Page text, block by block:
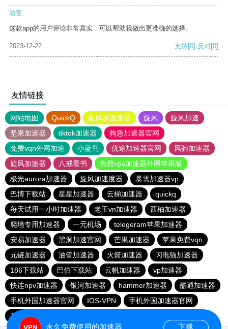
游客
这款app的用户评论非常真实，可以帮助我做出更准确的选择。
2023-12-22 支持[0] 反对[0]
友情链接
网站地图 QuickQ 旋风加速度器 旋风
旋风加速
坚果加速器
tiktok加速器
狗急加速器官网
免费vqn外网加速
小蓝鸟 优途加速器官网
风驰加速器
旋风加速器
八戒看书
免费vps加速器外网苹果版
极光aurora加速器
旋风加速度器
暴雪加速器vp
巴博下载站
星星加速器 云梯加速器
quickq
每天试用一小时加速器
老王vn加速器
西柚加速器
爬墙专用加速器
一元机场
telegeram苹果加速器
安易加速器
黑洞加速官网 芒果加速器
苹果免费vqn
元链加速器
油管加速器 火箭加速器
闪电猫加速器
186下载站
巴伯下载站 云帆加速器
vp加速器
快连npv加速器
银河加速器 hammer加速器
酷通加速器
手机外国加速器官网
IOS-VPN
手机外国加速器官网
186下载站
永久免费使用的加速器 下载